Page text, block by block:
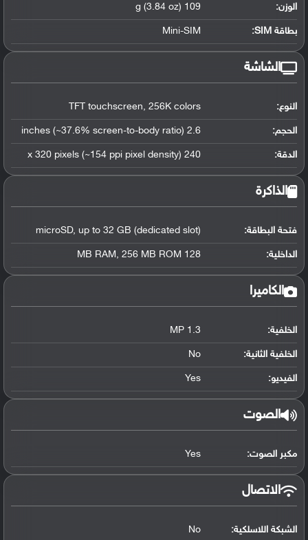
الوزن: 109 g (3.84 oz)
بطاقة SIM: Mini-SIM
الشاشة
النوع: TFT touchscreen, 256K colors
الحجم: 2.6 inches (~37.6% screen-to-body ratio)
الدقة: 240 x 320 pixels (~154 ppi pixel density)
الذاكرة
فتحة البطاقة: microSD, up to 32 GB (dedicated slot)
الداخلية: 128 MB RAM, 256 MB ROM
الكاميرا
الخلفية: 1.3 MP
الخلفية الثانية: No
الفيديو: Yes
الصوت
مكبر الصوت: Yes
الاتصال
الشبكة اللاسلكية: No